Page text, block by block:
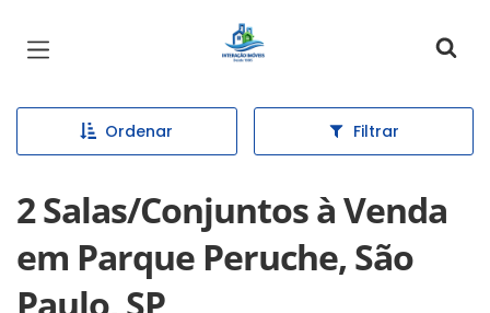
Página inicial
Ordenar Filtrar
2 Salas/Conjuntos à Venda
em Parque Peruche, São